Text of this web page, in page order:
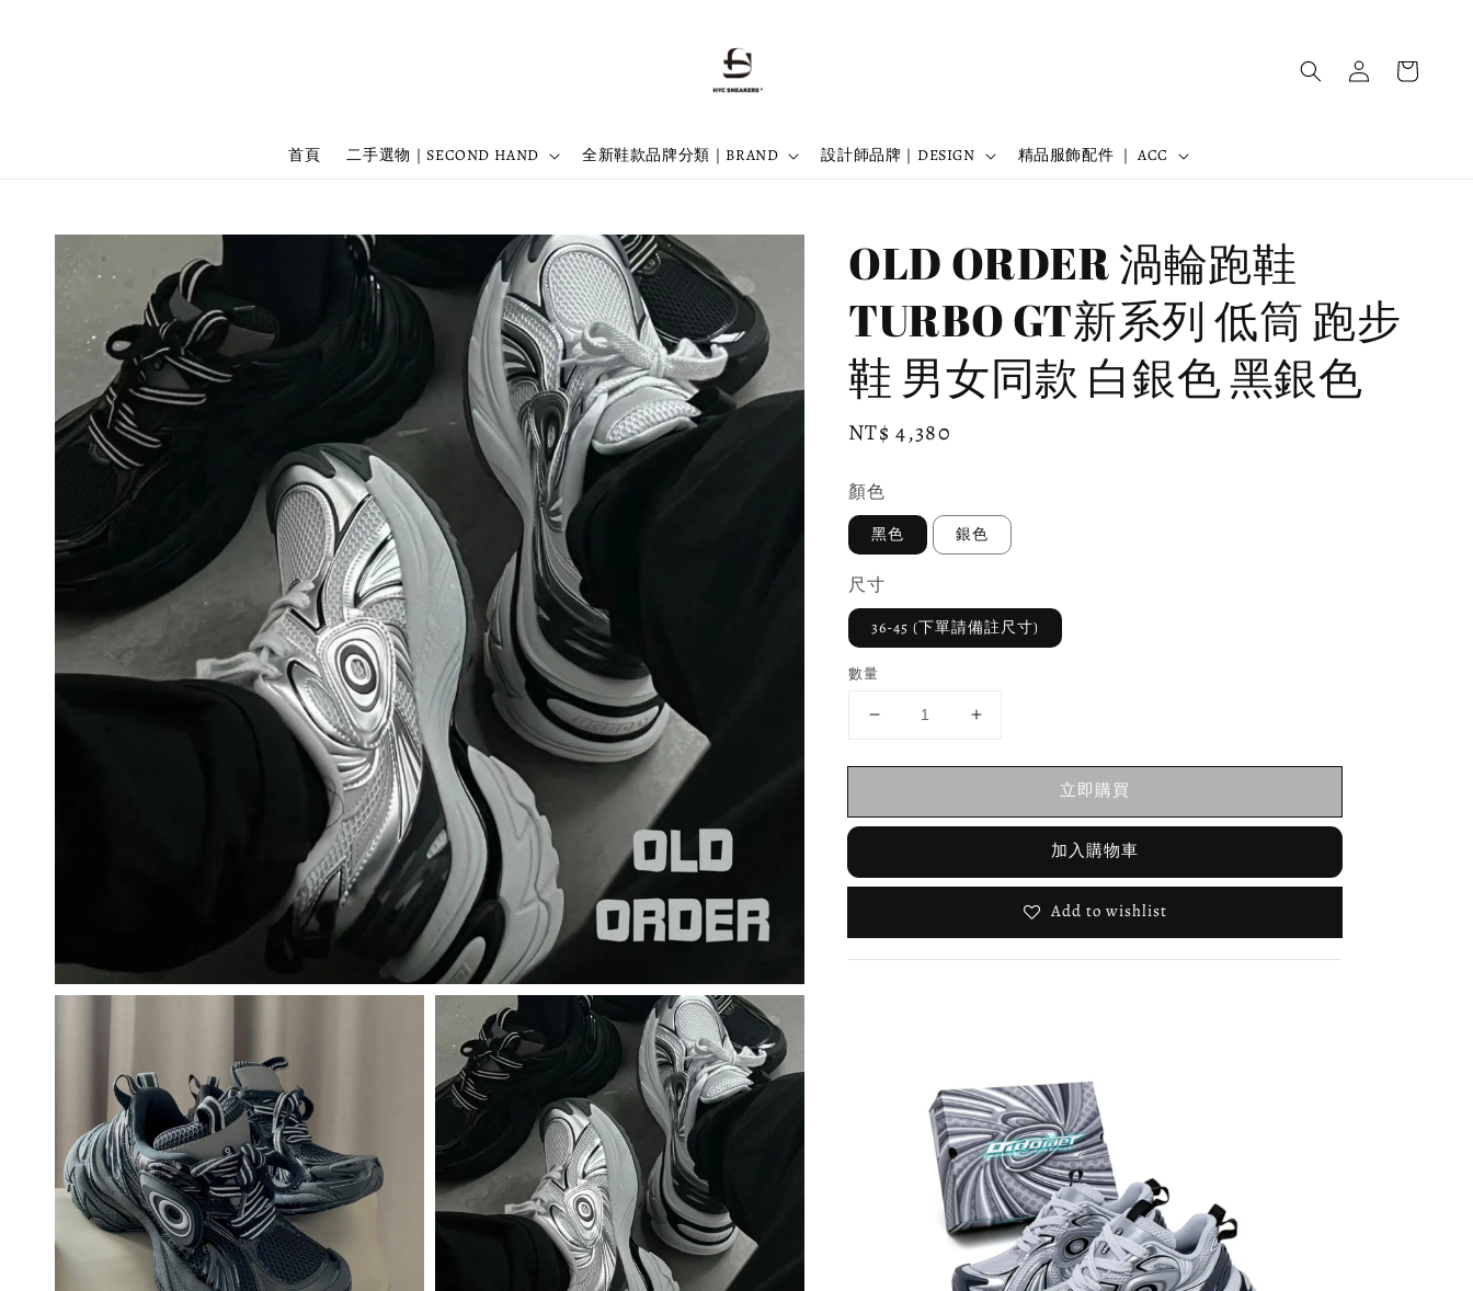
首頁 二手選物｜SECOND HAND 全新鞋款品牌分類｜BRAND 設計師品牌｜DESIGN 精品服飾配件 ｜ ACC
OLD ORDER 渦輪跑鞋
TURBO GT新系列 低筒 跑步
鞋 男女同款 白銀色 黑銀色
Regular
NT$ 4,380
顏色
黑色 銀色
尺寸
36-45 (下單請備註尺寸)
數量
立即購買
加入購物車
Add to wishlist